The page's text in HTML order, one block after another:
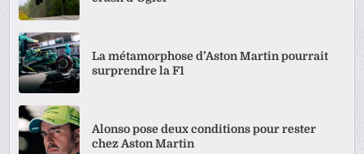
La métamorphose d’Aston Martin pourrait
surprendre la F1
Alonso pose deux conditions pour rester
chez Aston Martin